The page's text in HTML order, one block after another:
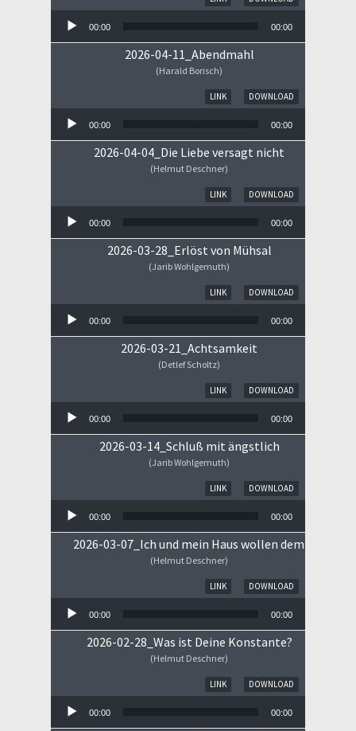
00:00 00:00
2026-04-11_Abendmahl
(Harald Borisch)
DOWNLOAD
LINK
00:00 00:00
2026-04-04_Die Liebe versagt nicht
(Helmut Deschner)
DOWNLOAD
LINK
00:00 00:00
2026-03-28_Erlöst von Mühsal
(Jarib Wohlgemuth)
DOWNLOAD
LINK
00:00 00:00
2026-03-21_Achtsamkeit
(Detlef Scholtz)
DOWNLOAD
LINK
00:00 00:00
2026-03-14_Schluß mit ängstlich
(Jarib Wohlgemuth)
DOWNLOAD
LINK
00:00 00:00
2026-03-07_Ich und mein Haus wollen dem HERRN
(Helmut Deschner)
DOWNLOAD
LINK
00:00 00:00
2026-02-28_Was ist Deine Konstante?
(Helmut Deschner)
DOWNLOAD
LINK
00:00 00:00